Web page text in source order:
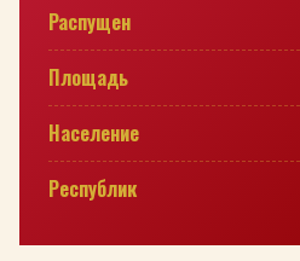
Распущен
Площадь
Население
Республик